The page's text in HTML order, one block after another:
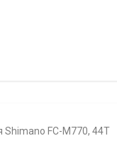
FC-M770, 44T